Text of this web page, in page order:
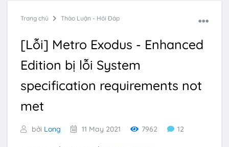
Trang chủ Thảo Luận - Hỏi Đáp
[Lỗi] Metro Exodus - Enhanced
Edition bị lỗi System
specification requirements not
met
bởi Long 11 May 2021 7962 12